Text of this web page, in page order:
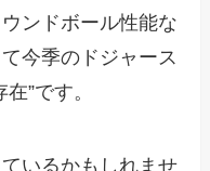
ンドボール性能な
今季のドジャース
”です。
いるかもしれませ